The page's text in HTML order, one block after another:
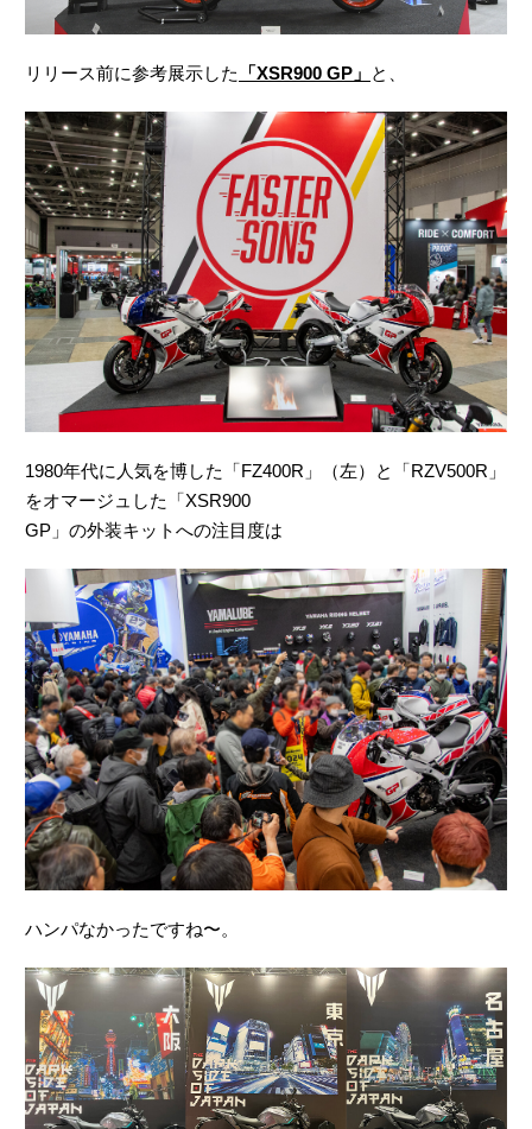
リリース前に参考展示した 「XSR900 GP」 と、
1980年代に⼈気を博した「FZ400R」（左）と「RZV500R」
をオマージュした「XSR900
GP」の外装キットへの注目度は
ハンパなかったですね〜。